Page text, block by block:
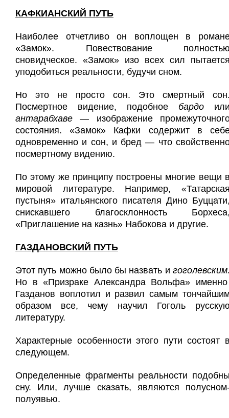
КАФКИАНСКИЙ ПУТЬ
Наиболее отчетливо он воплощен в
«Замок». Повествование
сновидческое. «Замок» изо всех сил
уподобиться реальности, будучи сном.
Но это не просто сон. Это смертный
Посмертное видение, подобное бардо
антарабхаве — изображение
состояния. «Замок» Кафки содержит в
одновременно и сон, и бред — что
посмертному видению.
По этому же принципу построены многие вещи
мировой литературе. Например,
пустыня» итальянского писателя Дино
снискавшего благосклонность
«Приглашение на казнь» Набокова и другие.
ГАЗДАНОВСКИЙ ПУТЬ
Этот путь можно было бы назвать и
Но в «Призраке Александра Вольфа» именно
Газданов воплотил и развил самым
образом все, чему научил Гоголь
литературу.
Характерные особенности этого пути состоят
следующем.
Определенные фрагменты реальности
сну. Или, лучше сказать, являются
полуявью.